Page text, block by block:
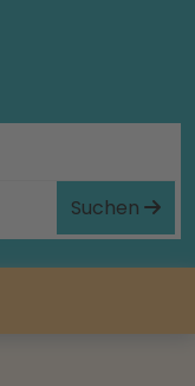
Suchen